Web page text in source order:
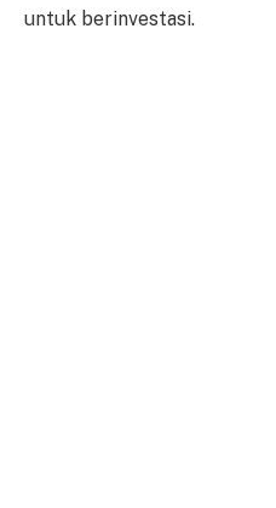
untuk berinvestasi.